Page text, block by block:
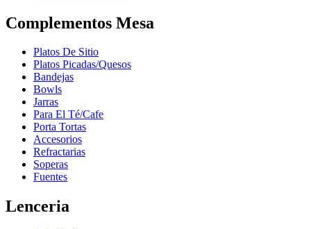
Complementos Mesa
Platos De Sitio
Platos Picadas/Quesos
Bandejas
Bowls
Jarras
Para El Té/Cafe
Porta Tortas
Accesorios
Refractarias
Soperas
Fuentes
Lenceria